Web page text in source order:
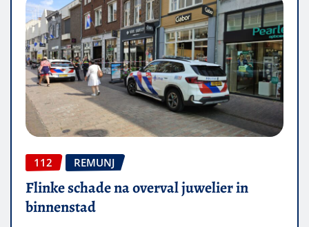
112 REMUNJ
Flinke schade na overval juwelier in
binnenstad